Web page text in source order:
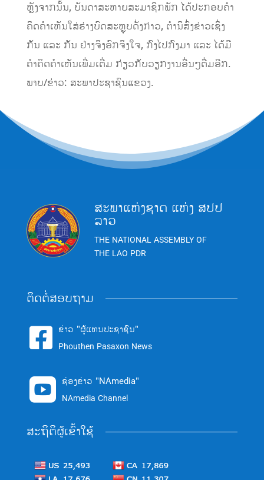
ຫຼັງຈາກນັ້ນ, ບັນດາສະຫາຍສະມາຊິກພັກ ໄດ້ປະກອບຄໍາ
ຄິດຄໍາເຫັນໃສ່ຮ່າງບົດສະຫຼຸບດັ່ງກ່າວ, ຕໍານິສົ່ງຂ່າວເຊິ່ງ
ກັນ ແລະ ກັນ ຢ່າງຈິງອົກຈິງໃຈ, ກົງໄປກົງມາ ແລະ ໄດ້ມີ
ຄໍາຄິດຄໍາເຫັນເພີ່ມເຕີ່ມ ກ່ຽວກັບວຽກງານອື່ນໆຕື່ມອີກ.
ພາບ/ຂ່າວ: ສະພາປະຊາຊົນແຂວງ.
ສະພາແຫ່ງຊາດ ແຫ່ງ ສປປ
ລາວ
THE NATIONAL ASSEMBLY OF
THE LAO PDR
ຕິດຕໍ່ສອບຖາມ
 ຂ່າວ "ຜູ້ແທນປະຊາຊົນ"
Phouthen Pasaxon News
 ຊ່ອງຂ່າວ "NAmedia"
NAmedia Channel
ສະຖິຕິຜູ້ເຂົ້າໃຊ້